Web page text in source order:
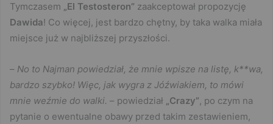
Tymczasem „El Testosteron” zaakceptował propozycję
Dawida! Co więcej, jest bardzo chętny, by taka walka miała
miejsce już w najbliższej przyszłości.
– No to Najman powiedział, że mnie wpisze na listę, k**wa,
bardzo szybko! Więc, jak wygra z Jóźwiakiem, to mówi
mnie weźmie do walki. – powiedział „Crazy”, po czym na
pytanie o ewentualne obawy przed takim zestawieniem,